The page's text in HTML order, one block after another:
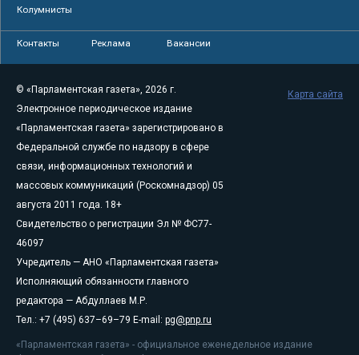
Колумнисты
Контакты Реклама Вакансии
© «Парламентская газета», 2026 г.
Электронное периодическое издание
«Парламентская газета» зарегистрировано в
Федеральной службе по надзору в сфере
связи, информационных технологий и
массовых коммуникаций (Роскомнадзор) 05
августа 2011 года. 18+
Свидетельство о регистрации Эл № ФС77-
46097
Учредитель — АНО «Парламентская газета»
Исполняющий обязанности главного
редактора — Абдуллаев М.Р.
Тел.: +7 (495) 637–69–79 E-mail: pg@pnp.ru
«Парламентская газета» - официальное еженедельное издание
Карта сайта